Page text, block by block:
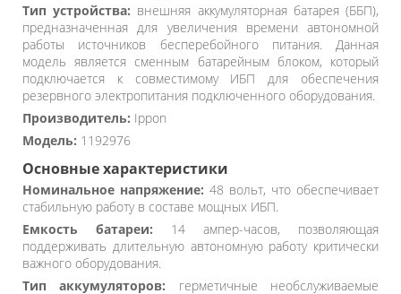
Тип устройства: внешняя аккумуляторная батарея (ББП),
предназначенная для увеличения времени автономной
работы источников бесперебойного питания. Данная
модель является сменным батарейным блоком, который
подключается к совместимому ИБП для обеспечения
резервного электропитания подключенного оборудования.
Производитель: Ippon
Модель: 1192976
Основные характеристики
Номинальное напряжение: 48 вольт, что обеспечивает
стабильную работу в составе мощных ИБП.
Емкость батареи: 14 ампер-часов, позволяющая
поддерживать длительную автономную работу критически
важного оборудования.
Тип аккумуляторов: герметичные необслуживаемые